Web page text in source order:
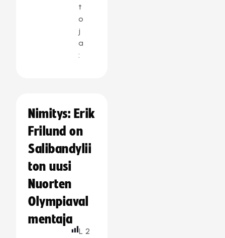
t
o
j
a
:
Nimitys: Erik
Frilund on
Salibandylii
ton uusi
Nuorten
Olympiaval
mentaja
L 2